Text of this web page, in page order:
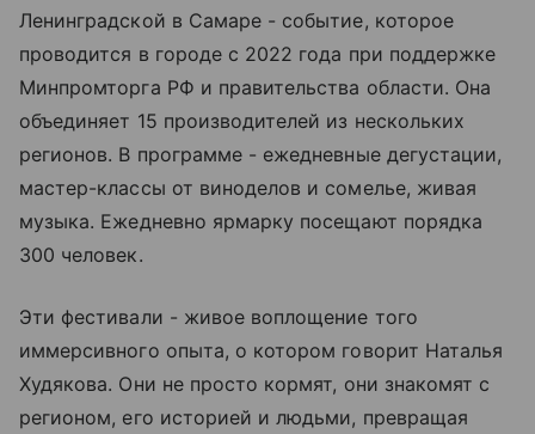
Ленинградской в Самаре - событие, которое
проводится в городе с 2022 года при поддержке
Минпромторга РФ и правительства области. Она
объединяет 15 производителей из нескольких
регионов. В программе - ежедневные дегустации,
мастер-классы от виноделов и сомелье, живая
музыка. Ежедневно ярмарку посещают порядка
300 человек.
Эти фестивали - живое воплощение того
иммерсивного опыта, о котором говорит Наталья
Худякова. Они не просто кормят, они знакомят с
регионом, его историей и людьми, превращая